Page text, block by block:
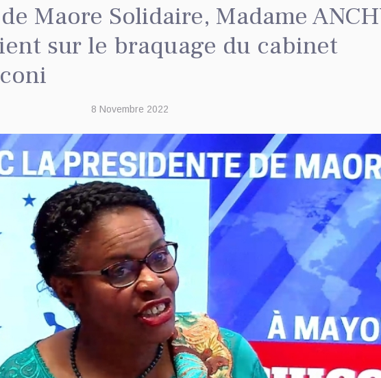
Maore Solidaire, Madame
sur le braquage du cabinet
8 Novembre 2022